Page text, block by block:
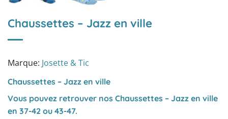
Chaussettes – Jazz en ville
Marque: Josette & Tic
Chaussettes – Jazz en ville
Vous pouvez retrouver nos Chaussettes – Jazz en ville
en 37-42 ou 43-47.